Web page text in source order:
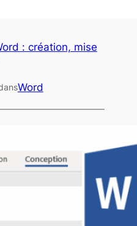
: création, mise
Word